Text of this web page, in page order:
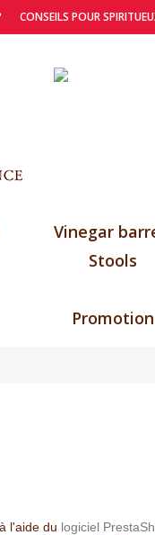
CONSEILS POUR
Vinegar
Stools
Promotion
l'aide du logiciel